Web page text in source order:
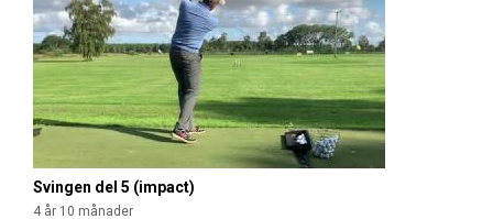
Svingen del 5 (impact)
4 år 10 månader